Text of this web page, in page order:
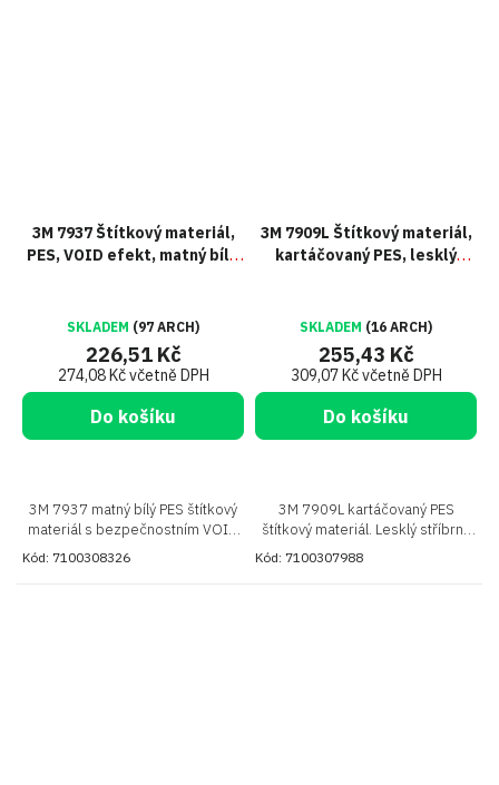
3M 7937 Štítkový materiál,
PES, VOID efekt, matný bílý,
SKLADEM (97 ARCH)
274,08 Kč včetně DPH
226,51 Kč
Do košíku
3M 7937 matný bílý PES štítkový
materiál s bezpečnostním VOID
efektem. Arch 508x686 mm.
Kód: 7100308326
3M 7909L Štítkový materiál,
kartáčovaný PES, lesklý
SKLADEM (16 ARCH)
309,07 Kč včetně DPH
255,43 Kč
Do košíku
3M 7909L kartáčovaný PES
štítkový materiál. Lesklý stříbrný
povrch, arch 508x686 mm.
Kód: 7100307988